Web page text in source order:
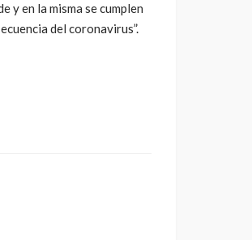
y en la misma se cumplen
del coronavirus”.